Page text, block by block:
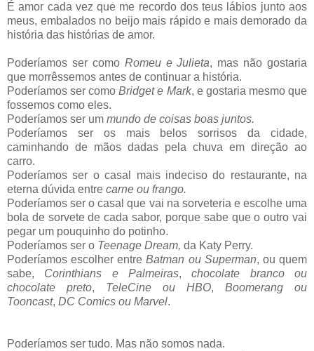
É amor cada vez que me recordo dos teus lábios junto aos
meus, embalados no beijo mais rápido e mais demorado da
história das histórias de amor.
Poderíamos ser como Romeu e Julieta, mas não gostaria
que morrêssemos antes de continuar a história.
Poderíamos ser comoBridget e Mark, e gostaria mesmo que
fossemos como eles.
Poderíamos ser um mundo de coisas boas juntos.
Poderíamos ser os mais belos sorrisos da cidade,
caminhando de mãos dadas pela chuva em direção ao
carro.
Poderíamos ser o casal mais indeciso do restaurante, na
eterna dúvida entre carne ou frango.
Poderíamos ser o casal que vai na sorveteria e escolhe uma
bola de sorvete de cada sabor, porque sabe que o outro vai
pegar um pouquinho do potinho.
Poderíamos ser o Teenage Dream, da Katy Perry.
Poderíamos escolher entreBatman ou Superman, ou quem
sabe, Corinthians e Palmeiras,chocolate branco ou
chocolate preto, TeleCine ou HBO, Boomerang ou
Tooncast, DC Comics ou Marvel.
Poderíamos ser tudo. Mas não somos nada.